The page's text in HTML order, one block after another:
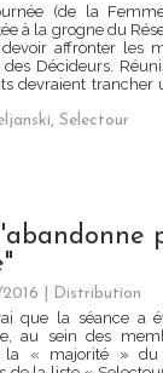
(de la
à la grogne du
affronter les
des Décideurs.
devraient trancher
, Selectour
Distribution
que la séance a
au sein des
la « majorité » du